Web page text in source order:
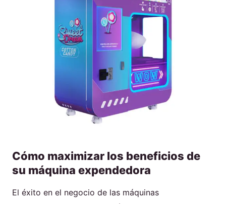
Cómo maximizar los beneficios de
su máquina expendedora
El éxito en el negocio de las máquinas